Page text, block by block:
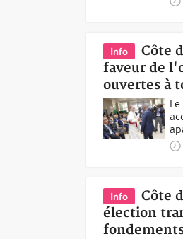
Info
Côte
faveur de
ouvertes à
Info
Côte
élection